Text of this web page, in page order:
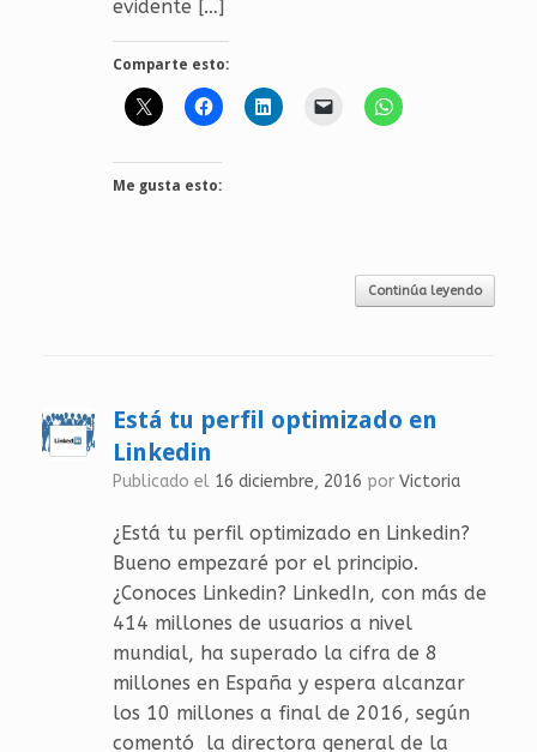
evidente […]
Comparte esto:
Me gusta esto:
Continúa leyendo
Está tu perfil optimizado en
Linkedin
Publicado el 16 diciembre, 2016 por Victoria
¿Está tu perfil optimizado en Linkedin?
Bueno empezaré por el principio.
¿Conoces Linkedin? LinkedIn, con más de
414 millones de usuarios a nivel
mundial, ha superado la cifra de 8
millones en España y espera alcanzar
los 10 millones a final de 2016, según
comentó la directora general de la